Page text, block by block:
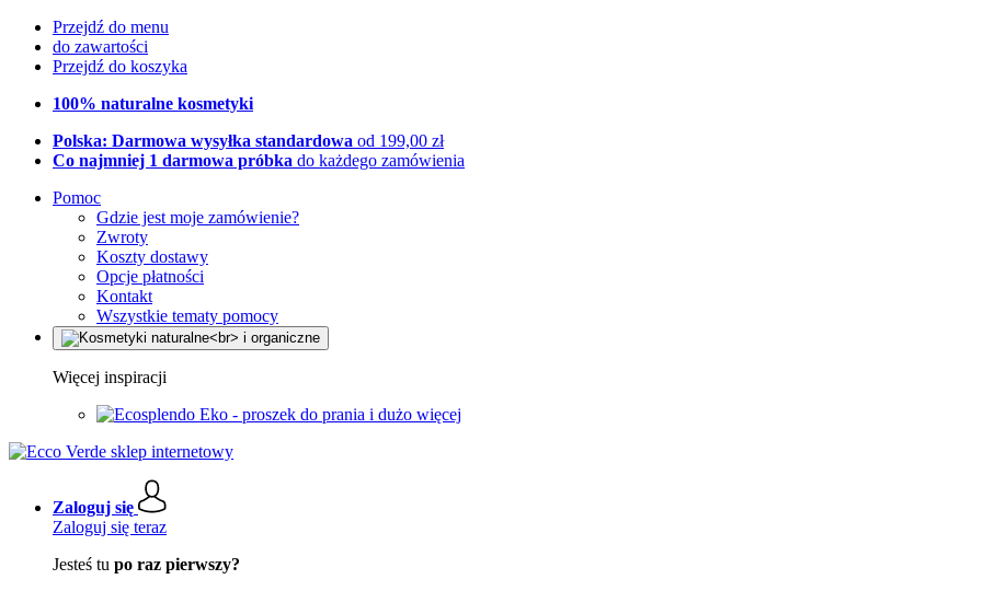
Przejdź do menu
do zawartości
Przejdź do koszyka
100% naturalne kosmetyki
Polska: Darmowa wysyłka standardowa od 199,00 zł
Co najmniej 1 darmowa próbka do każdego zamówienia
Pomoc
Gdzie jest moje zamówienie?
Zwroty
Koszty dostawy
Opcje płatności
Kontakt
Wszystkie tematy pomocy
Więcej inspiracji
Eko - proszek do prania i dużo więcej
Zaloguj się
Zaloguj się teraz
Jesteś tu po raz pierwszy?